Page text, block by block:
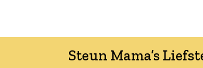
Steun Mama’s